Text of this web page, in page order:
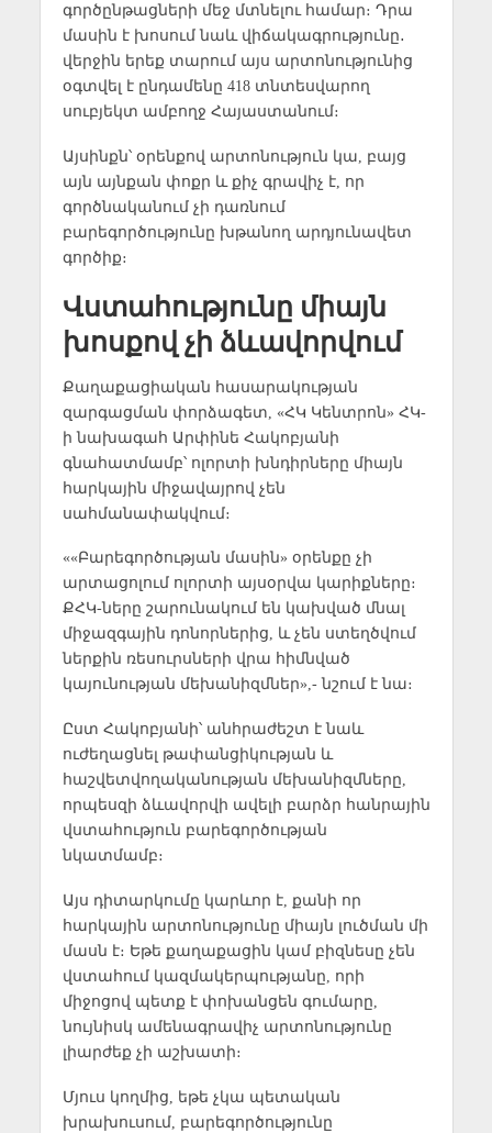
գործընթացների մեջ մտնելու համար։ Դրա
մասին է խոսում նաև վիճակագրությունը․
վերջին երեք տարում այս արտոնությունից
օգտվել է ընդամենը 418 տնտեսվարող
սուբյեկտ ամբողջ Հայաստանում։
Այսինքն՝ օրենքով արտոնություն կա, բայց
այն այնքան փոքր և քիչ գրավիչ է, որ
գործնականում չի դառնում
բարեգործությունը խթանող արդյունավետ
գործիք։
Վստահությունը միայն
խոսքով չի ձևավորվում
Քաղաքացիական հասարակության
զարգացման փորձագետ, «ՀԿ Կենտրոն» ՀԿ-
ի նախագահ Արփինե Հակոբյանի
գնահատմամբ՝ ոլորտի խնդիրները միայն
հարկային միջավայրով չեն
սահմանափակվում։
««Բարեգործության մասին» օրենքը չի
արտացոլում ոլորտի այսօրվա կարիքները։
ՔՀԿ-ները շարունակում են կախված մնալ
միջազգային դոնորներից, և չեն ստեղծվում
ներքին ռեսուրսների վրա հիմնված
կայունության մեխանիզմներ»,- նշում է նա։
Ըստ Հակոբյանի՝ անհրաժեշտ է նաև
ուժեղացնել թափանցիկության և
հաշվետվողականության մեխանիզմները,
որպեսզի ձևավորվի ավելի բարձր հանրային
վստահություն բարեգործության
նկատմամբ։
Այս դիտարկումը կարևոր է, քանի որ
հարկային արտոնությունը միայն լուծման մի
մասն է։ Եթե քաղաքացին կամ բիզնեսը չեն
վստահում կազմակերպությանը, որի
միջոցով պետք է փոխանցեն գումարը,
նույնիսկ ամենագրավիչ արտոնությունը
լիարժեք չի աշխատի։
Մյուս կողմից, եթե չկա պետական
խրախուսում, բարեգործությունը